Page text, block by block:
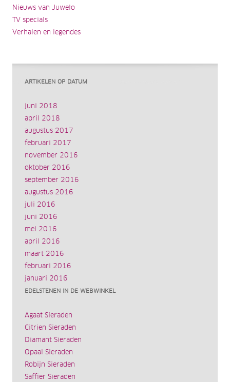
Nieuws van Juwelo
TV specials
Verhalen en legendes
ARTIKELEN OP DATUM
juni 2018
april 2018
augustus 2017
februari 2017
november 2016
oktober 2016
september 2016
augustus 2016
juli 2016
juni 2016
mei 2016
april 2016
maart 2016
februari 2016
januari 2016
EDELSTENEN IN DE WEBWINKEL
Agaat Sieraden
Citrien Sieraden
Diamant Sieraden
Opaal Sieraden
Robijn Sieraden
Saffier Sieraden